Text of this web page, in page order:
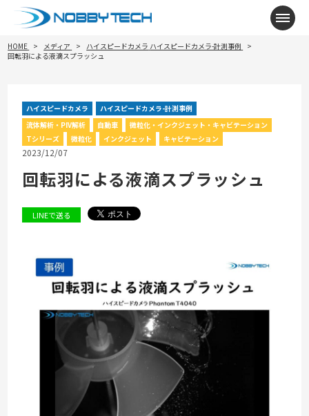
メニ
HOME メディア ハイスピードカメラ ハイスピードカメラ-計測事例
回転羽による液滴スプラッシュ
ハイスピードカメラ
ハイスピードカメラ-計測事例
流体解析・PIV解析
自動車
微粒化・インクジェット・キャビテーション
Tシリーズ
微粒化 インクジェット キャビテーション
2023/12/07
回転羽による液滴スプラッシュ
LINEで送る